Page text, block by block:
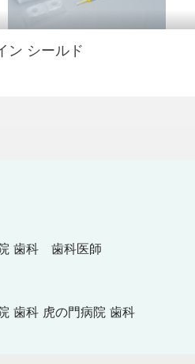
ン シールド
歯科 歯科医師
歯科 虎の門病院 歯科